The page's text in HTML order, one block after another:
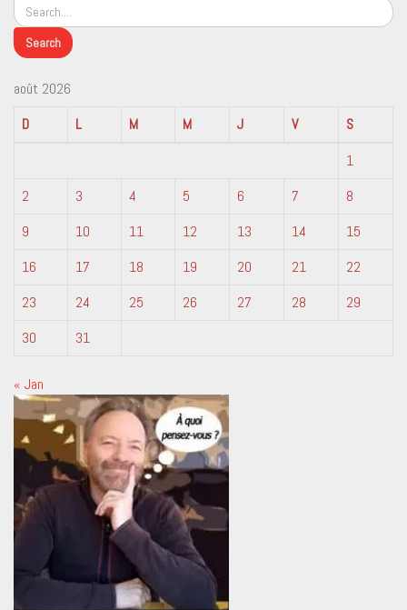
août 2026
D
L M M J V
S
1
2
3 4 5 6 7
8
9
10 11 12 13 14
15
16
17 18 19 20 21
22
23
24 25 26 27 28
29
30
31
« Jan